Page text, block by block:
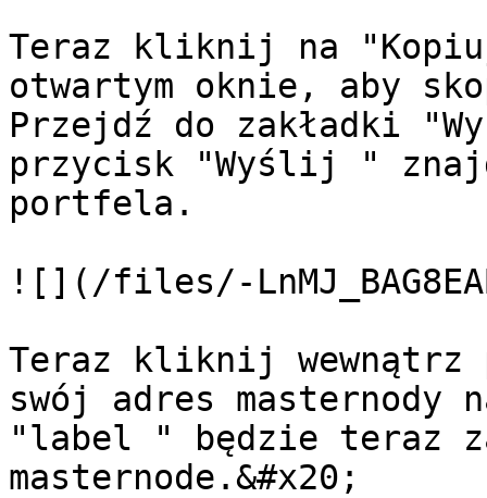
Teraz kliknij na
otwartym oknie, aby
Przejdź do zakładki
przycisk "Wyślij "
portfela.
![](/files/-
Teraz kliknij
swój adres
"label " będzie teraz
masternode.&#x20;